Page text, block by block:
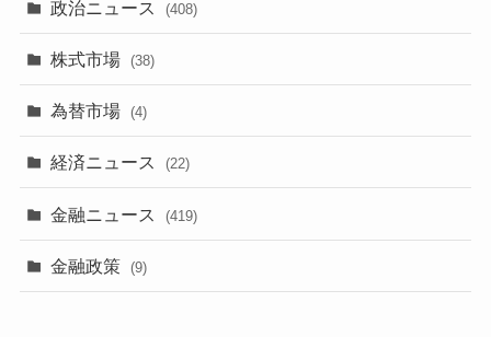
政治ニュース (408)
株式市場 (38)
為替市場 (4)
経済ニュース (22)
金融ニュース (419)
金融政策 (9)